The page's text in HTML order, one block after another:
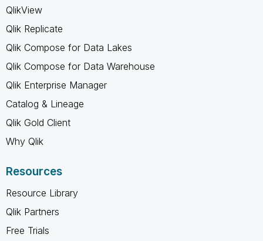
QlikView
Qlik Replicate
Qlik Compose for Data Lakes
Qlik Compose for Data Warehouse
Qlik Enterprise Manager
Catalog & Lineage
Qlik Gold Client
Why Qlik
Resources
Resource Library
Qlik Partners
Free Trials